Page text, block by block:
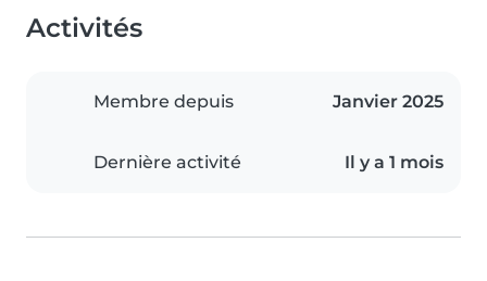
Activités
Membre depuis Janvier 2025
Dernière activité Il y a 1 mois